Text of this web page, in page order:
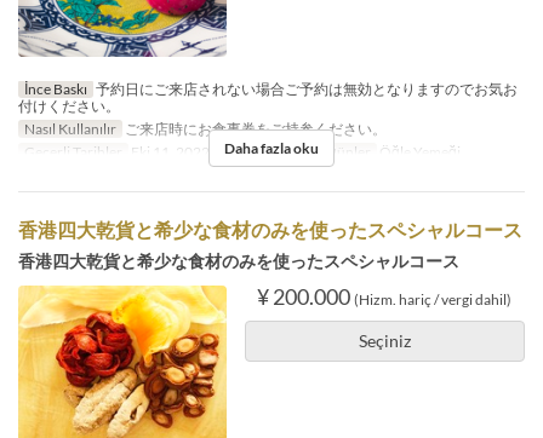
İnce Baskı 予約日にご来店されない場合ご予約は無効となりますのでお気お
付けください。
Nasıl Kullanılır
ご来店時にお食事券をご持参ください。
Geçerli Tarihler
Eki 11, 2022 ~ Kas 30, 2023 Öğünler Öğle Yemeği
Daha fazla oku
香港四大乾貨と希少な食材のみを使ったスペシャルコース
香港四大乾貨と希少な食材のみを使ったスペシャルコース
¥ 200.000 (Hizm. hariç / vergi dahil)
Seçiniz